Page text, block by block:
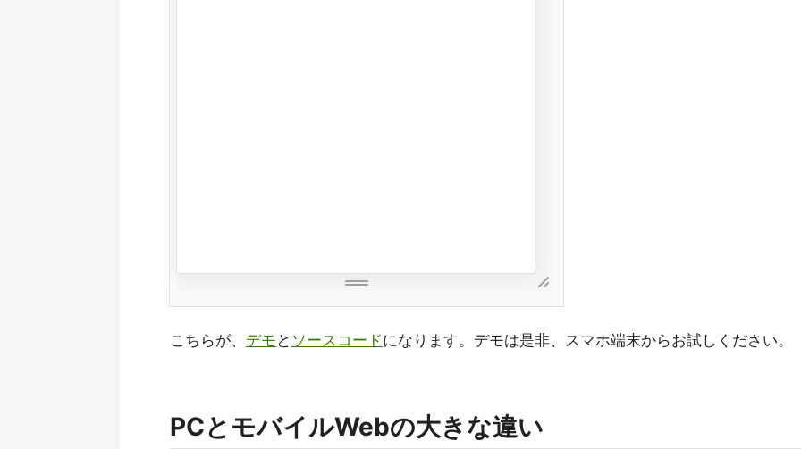
こちらが、 デモ と ソースコードになります。デモは是非、スマホ端末からお試しください。
PCとモバイルWebの大きな違い